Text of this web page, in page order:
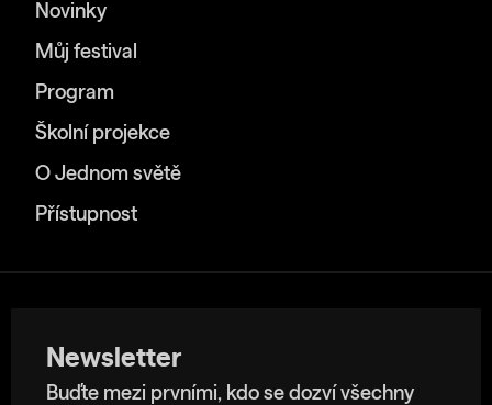
Novinky
Můj festival
Program
Školní projekce
O Jednom světě
Přístupnost
Newsletter
Buďte mezi prvními, kdo se dozví všechny